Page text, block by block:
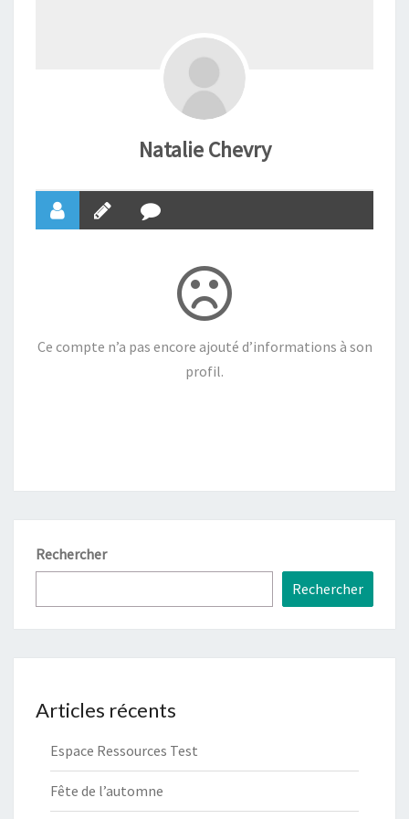
Natalie Chevry
Ce compte n’a pas encore ajouté d’informations à son
profil.
Rechercher
Rechercher
Articles récents
Espace Ressources Test
Fête de l’automne